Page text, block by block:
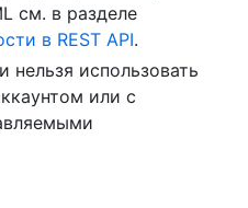
см. в разделе
в REST API.
нельзя использовать
или с